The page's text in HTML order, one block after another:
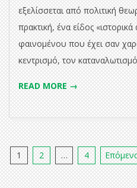
εξελίσσεται από πολιτική
πρακτική, ένα είδος
φαινομένου που έχει σαν
κεντρισμό, τον
READ MORE →
Σελιδοποίηση
άρθρων
1 2 … 4